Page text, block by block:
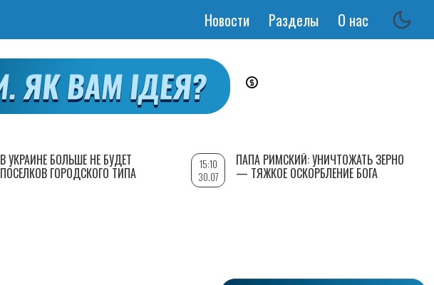
Основная
Новости Разделы О нас
В УКРАИНЕ БОЛЬШЕ НЕ БУДЕТ
ПОСЕЛКОВ ГОРОДСКОГО ТИПА
15:10
30.07
ПАПА РИМСКИЙ: УНИЧТОЖАТЬ ЗЕРНО
— ТЯЖКОЕ ОСКОРБЛЕНИЕ БОГА